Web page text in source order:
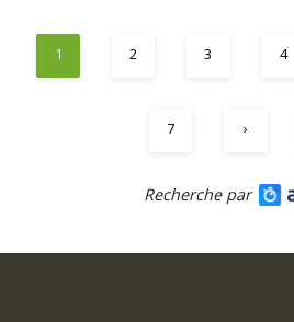
1 2 3 4
7 ›
Recherche par